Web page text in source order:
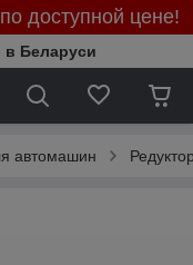
доступной цене!
в Беларуси
автомашин